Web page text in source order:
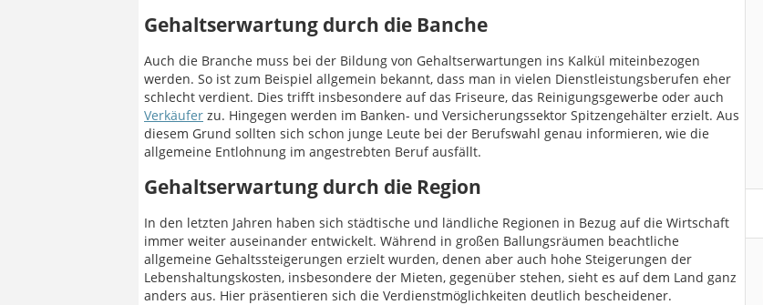
Gehaltserwartung durch die Banche
Auch die Branche muss bei der Bildung von Gehaltserwartungen ins Kalkül miteinbezogen
werden. So ist zum Beispiel allgemein bekannt, dass man in vielen Dienstleistungsberufen eher
schlecht verdient. Dies trifft insbesondere auf das Friseure, das Reinigungsgewerbe oder auch
Verkäufer zu. Hingegen werden im Banken- und Versicherungssektor Spitzengehälter erzielt. Aus
diesem Grund sollten sich schon junge Leute bei der Berufswahl genau informieren, wie die
allgemeine Entlohnung im angestrebten Beruf ausfällt.
Gehaltserwartung durch die Region
In den letzten Jahren haben sich städtische und ländliche Regionen in Bezug auf die Wirtschaft
immer weiter auseinander entwickelt. Während in großen Ballungsräumen beachtliche
allgemeine Gehaltssteigerungen erzielt wurden, denen aber auch hohe Steigerungen der
Lebenshaltungskosten, insbesondere der Mieten, gegenüber stehen, sieht es auf dem Land ganz
anders aus. Hier präsentieren sich die Verdienstmöglichkeiten deutlich bescheidener.